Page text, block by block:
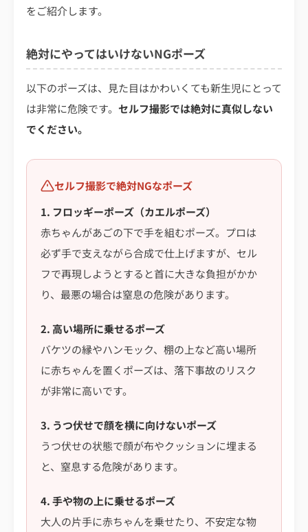
をご紹介します。
絶対にやってはいけないNGポーズ
以下のポーズは、見た目はかわいくても新生児にとって
は非常に危険です。 セルフ撮影では絶対に真似しない
でください。
セルフ撮影で絶対NGなポーズ
1. フロッギーポーズ（カエルポーズ）
赤ちゃんがあごの下で手を組むポーズ。プロは
必ず手で支えながら合成で仕上げますが、セル
フで再現しようとすると首に大きな負担がかか
り、最悪の場合は窒息の危険があります。
2. 高い場所に乗せるポーズ
バケツの縁やハンモック、棚の上など高い場所
に赤ちゃんを置くポーズは、落下事故のリスク
が非常に高いです。
3. うつ伏せで顔を横に向けないポーズ
うつ伏せの状態で顔が布やクッションに埋まる
と、窒息する危険があります。
4. 手や物の上に乗せるポーズ
大人の片手に赤ちゃんを乗せたり、不安定な物